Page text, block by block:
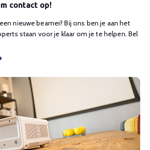
contact op!
nieuwe beamer? Bij ons ben je aan het
staan voor je klaar om je te helpen. Bel